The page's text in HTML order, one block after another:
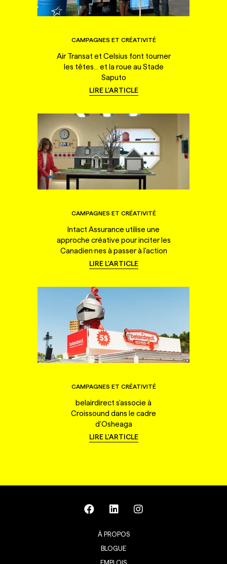
CAMPAGNES ET CRÉATIVITÉ
Air Transat et Celsius font tourner
les têtes... et la roue au Stade
Saputo
LIRE L'ARTICLE
CAMPAGNES ET CRÉATIVITÉ
Intact Assurance utilise une
approche créative pour inciter les
Canadien·nes à passer à l'action
LIRE L'ARTICLE
CAMPAGNES ET CRÉATIVITÉ
belairdirect s'associe à
Croissound dans le cadre
d'Osheaga
LIRE L'ARTICLE
À PROPOS
BLOGUE
EMPLOIS